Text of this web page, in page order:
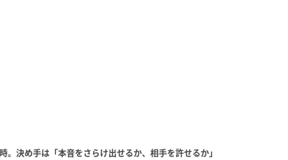
。決め手は「本音をさらけ出せるか、相手を許せるか」